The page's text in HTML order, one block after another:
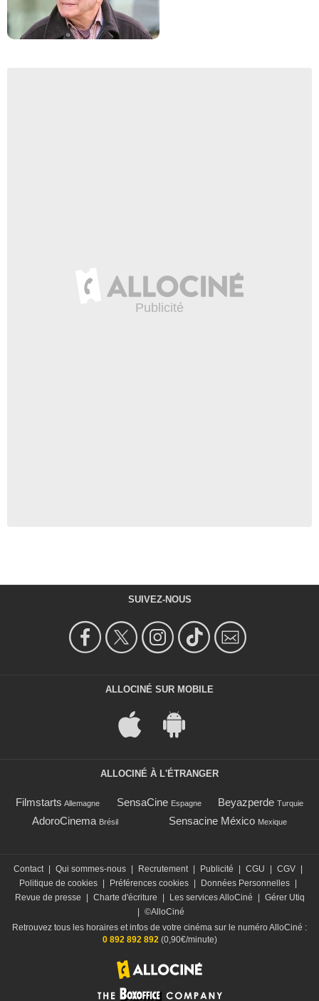
SUIVEZ-NOUS
ALLOCINÉ SUR MOBILE
ALLOCINÉ À L'ÉTRANGER
Filmstarts Allemagne SensaCine Espagne Beyazperde Turquie
AdoroCinema Brésil Sensacine México Mexique
Contact | Qui sommes-nous | Recrutement | Publicité | CGU | CGV |
Politique de cookies | Préférences cookies | Données Personnelles |
Revue de presse
| Charte d'écriture | Les services AlloCiné | Gérer Utiq
| ©AlloCiné
Retrouvez tous les horaires et infos de votre cinéma sur le numéro AlloCiné :
0 892 892 892 (0,90€/minute)